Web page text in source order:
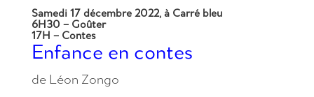
Samedi 17 décembre 2022, à Carré bleu
6H30 – Goûter
17H – Contes
Enfance en contes
de Léon Zongo